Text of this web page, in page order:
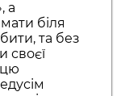
а
біля
та без
своєї
цю